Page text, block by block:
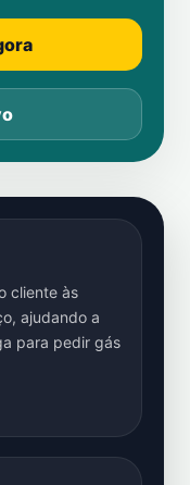
cliente às
ajudando a
para pedir gás